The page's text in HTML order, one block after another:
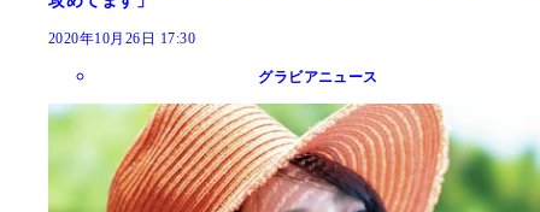
2020年10月26日 17:30
グラビアニュース